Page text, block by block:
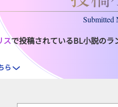
Submitted
スで投稿されているBL小説のラ
ら